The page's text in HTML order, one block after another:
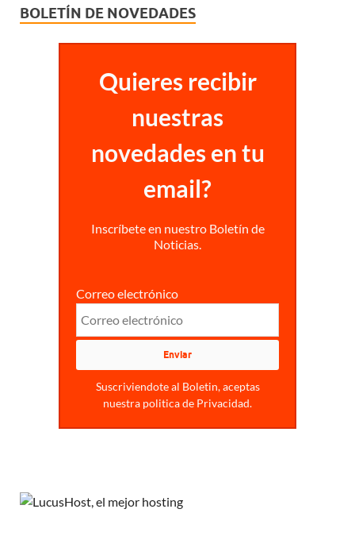
BOLETÍN DE NOVEDADES
Quieres recibir
nuestras
novedades en tu
email?
Inscríbete en nuestro Boletín de
Noticias.
Correo electrónico
Suscriviendote al Boletin, aceptas
nuestra politica de Privacidad.